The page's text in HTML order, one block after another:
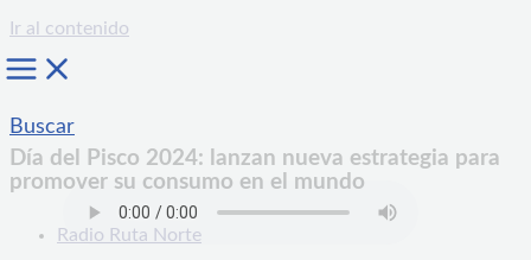
Ir al contenido
Buscar
Día del Pisco 2024: lanzan nueva estrategia para
promover su consumo en el mundo
Radio Ruta Norte